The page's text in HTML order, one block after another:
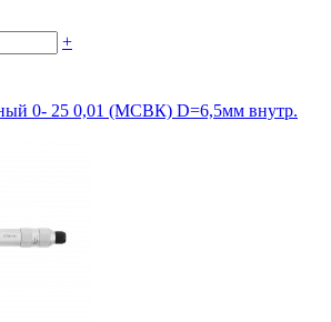
+
0- 25 0,01 (МСВК) D=6,5мм внутр.